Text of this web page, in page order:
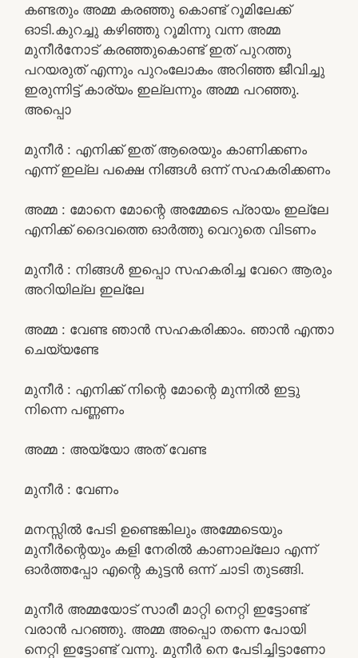
കണ്ടതും അമ്മ കരഞ്ഞു കൊണ്ട് റൂമിലേക്ക്‌
ഓടി.കുറച്ചു കഴിഞ്ഞു റൂമിന്നു വന്ന അമ്മ
മുനീർനോട് കരഞ്ഞുകൊണ്ട് ഇത് പുറത്തു
പറയരുത് എന്നും പുറംലോകം അറിഞ്ഞ ജീവിച്ചു
ഇരുന്നിട്ട് കാര്യം ഇല്ലന്നും അമ്മ പറഞ്ഞു.
അപ്പൊ
മുനീർ : എനിക്ക് ഇത് ആരെയും കാണിക്കണം
എന്ന് ഇല്ല പക്ഷെ നിങ്ങൾ ഒന്ന് സഹകരിക്കണം
അമ്മ : മോനെ മോന്റെ അമ്മേടെ പ്രായം ഇല്ലേ
എനിക്ക് ദൈവത്തെ ഓർത്തു വെറുതെ വിടണം
മുനീർ : നിങ്ങൾ ഇപ്പൊ സഹകരിച്ച വേറെ ആരും
അറിയില്ല ഇല്ലേ
അമ്മ : വേണ്ട ഞാൻ സഹകരിക്കാം. ഞാൻ എന്താ
ചെയ്യണ്ടേ
മുനീർ : എനിക്ക് നിന്റെ മോന്റെ മുന്നിൽ ഇട്ടു
നിന്നെ പണ്ണണം
അമ്മ : അയ്യോ അത് വേണ്ട
മുനീർ : വേണം
മനസ്സിൽ പേടി ഉണ്ടെങ്കിലും അമ്മേടെയും
മുനീർന്റെയും കളി നേരിൽ കാണാല്ലോ എന്ന്
ഓർത്തപ്പോ എന്റെ കുട്ടൻ ഒന്ന് ചാടി തുടങ്ങി.
മുനീർ അമ്മയോട് സാരീ മാറ്റി നെറ്റി ഇട്ടോണ്ട്
വരാൻ പറഞ്ഞു. അമ്മ അപ്പൊ തന്നെ പോയി
നെറ്റി ഇട്ടോണ്ട് വന്നു. മുനീർ നെ പേടിച്ചിട്ടാണോ